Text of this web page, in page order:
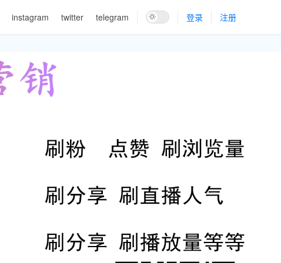
instagram twitter telegram 登录 注册